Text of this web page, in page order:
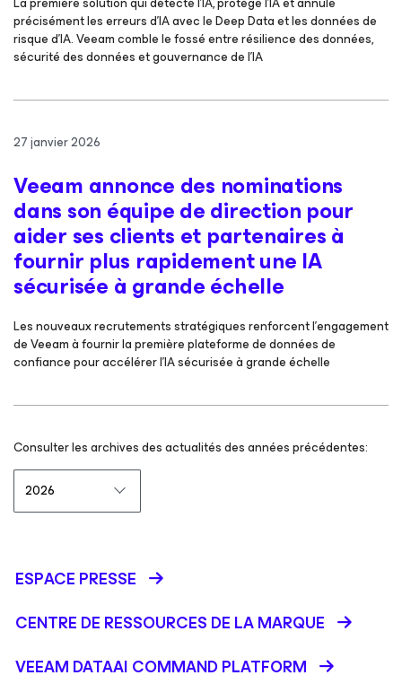
précisément les erreurs d’IA avec le Deep Data et les données de
risque d’IA. Veeam comble le fossé entre résilience des données,
sécurité des données et gouvernance de l’IA
27 janvier 2026
Veeam annonce des nominations
dans son équipe de direction pour
aider ses clients et partenaires à
fournir plus rapidement une IA
sécurisée à grande échelle
Les nouveaux recrutements stratégiques renforcent l’engagement
de Veeam à fournir la première plateforme de données de
confiance pour accélérer l’IA sécurisée à grande échelle
Consulter les archives des actualités des années précédentes:
ESPACE PRESSE
CENTRE DE RESSOURCES DE LA MARQUE
VEEAM DATAAI COMMAND PLATFORM